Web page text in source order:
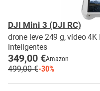
DJI Mini 3 (DJI RC)
drone leve 249 g, vídeo
inteligentes
349,00 €Amazon
499,00 €-30%